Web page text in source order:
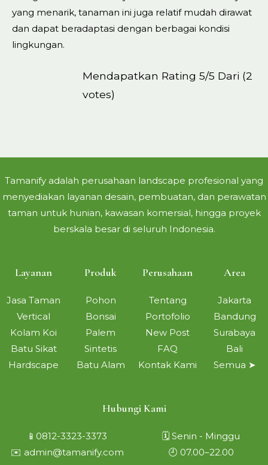
yang menarik, tanaman ini juga relatif mudah dirawat
dan dapat beradaptasi dengan berbagai kondisi
lingkungan.
Mendapatkan Rating 5/5 Dari (2
votes)
Tamanify adalah perusahaan landscape profesional yang
menyediakan layanan desain, pembuatan, dan perawatan
taman untuk hunian, kawasan komersial, hingga proyek
berskala besar di seluruh Indonesia.
Layanan Produk Perusahaan Area
Jasa Taman
Vertical
Kolam Koi
Batu Sikat
Hardscape
Pohon
Bonsai
Palem
Sintetis
Batu Alam
Tentang
Portofolio
New Post
FAQ
Kontak Kami
Jakarta
Bandung
Surabaya
Bali
Semua ➤
Hubungi Kami
📱0812-3323-3373
✉️ admin@tamanify.com
🗓 Senin - Minggu
🕘 07.00–22.00